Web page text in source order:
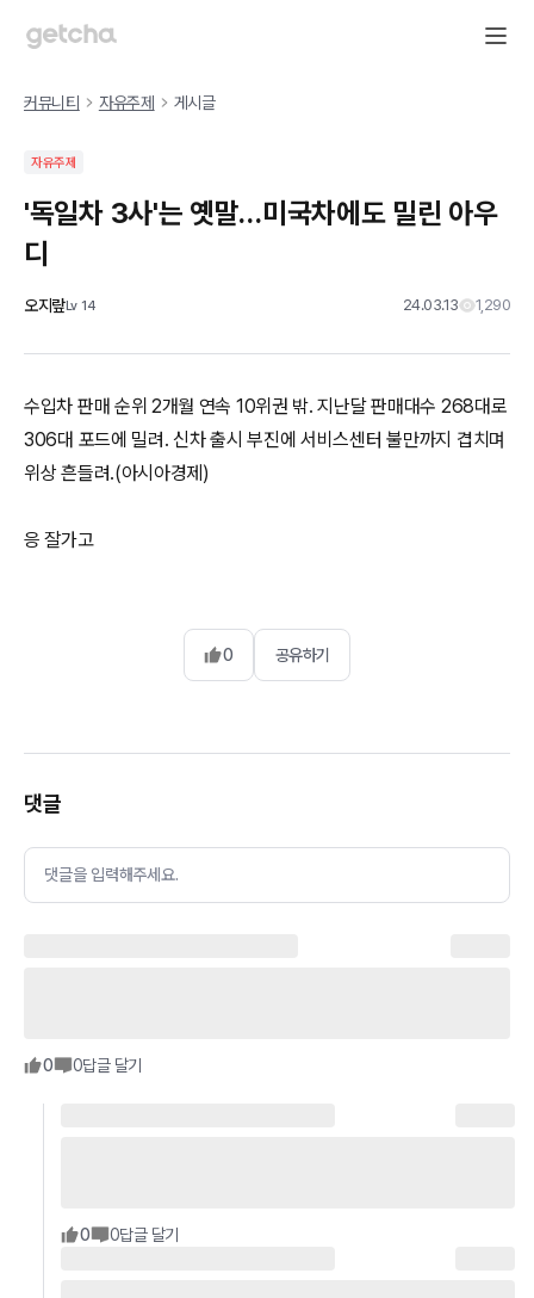
커뮤니티 자유주제 게시글
자유주제
'독일차 3사'는 옛말…미국차에도 밀린 아우
디
오지랖Lv 14 24.03.13 1,290
수입차 판매 순위 2개월 연속 10위권 밖. 지난달 판매대수 268대로
306대 포드에 밀려. 신차 출시 부진에 서비스센터 불만까지 겹치며
위상 흔들려.(아시아경제)
응 잘가고
0 공유하기
댓글
댓글을 입력해주세요.
0 0답글 달기
0 0답글 달기